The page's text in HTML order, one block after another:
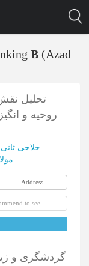
B (Azad
تحلیل
روحیه و
حلاجی
Address
to see
گردشگری و